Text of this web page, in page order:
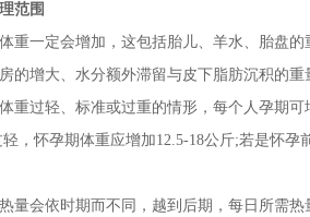
范围
一定会增加，这包括胎儿、羊水、胎盘的
的增大、水分额外滞留与皮下脂肪沉积的
过轻、标准或过重的情形，每个人孕期可
，怀孕期体重应增加12.5-18公斤;若是怀
会依时期而不同，越到后期，每日所需热